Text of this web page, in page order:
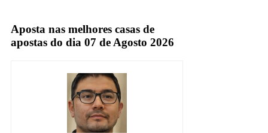
Aposta nas melhores casas de
apostas do dia 07 de Agosto 2026